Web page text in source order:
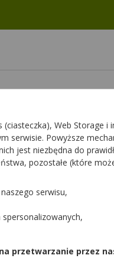
dla
1 szt.
Web Storage i
serwisie. Powyższe
jest niezbędna do
pozostałe (które
serwisu,
przetwarzanie przez